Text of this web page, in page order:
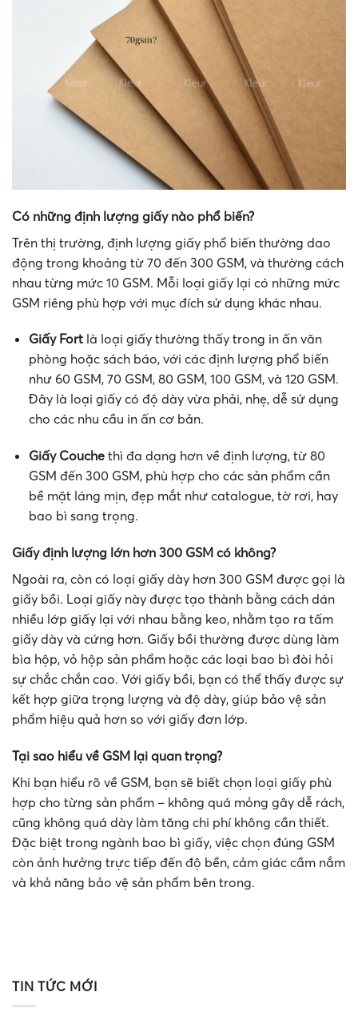
Có những định lượng giấy nào phổ biến?
Trên thị trường, định lượng giấy phổ biến thường dao
động trong khoảng từ 70 đến 300 GSM, và thường cách
nhau từng mức 10 GSM. Mỗi loại giấy lại có những mức
GSM riêng phù hợp với mục đích sử dụng khác nhau.
Giấy Fortlà loại giấy thường thấy trong in ấn văn
phòng hoặc sách báo, với các định lượng phổ biến
như 60 GSM, 70 GSM, 80 GSM, 100 GSM, và 120 GSM.
Đây là loại giấy có độ dày vừa phải, nhẹ, dễ sử dụng
cho các nhu cầu in ấn cơ bản.
Giấy Couchethì đa dạng hơn về định lượng, từ 80
GSM đến 300 GSM, phù hợp cho các sản phẩm cần
bề mặt láng mịn, đẹp mắt như catalogue, tờ rơi, hay
bao bì sang trọng.
Giấy định lượng lớn hơn 300 GSM có không?
Ngoài ra, còn có loại giấy dày hơn 300 GSM được gọi là
giấy bồi. Loại giấy này được tạo thành bằng cách dán
nhiều lớp giấy lại với nhau bằng keo, nhằm tạo ra tấm
giấy dày và cứng hơn. Giấy bồi thường được dùng làm
bìa hộp, vỏ hộp sản phẩm hoặc các loại bao bì đòi hỏi
sự chắc chắn cao. Với giấy bồi, bạn có thể thấy được sự
kết hợp giữa trọng lượng và độ dày, giúp bảo vệ sản
phẩm hiệu quả hơn so với giấy đơn lớp.
Tại sao hiểu về GSM lại quan trọng?
Khi bạn hiểu rõ về GSM, bạn sẽ biết chọn loại giấy phù
hợp cho từng sản phẩm – không quá mỏng gây dễ rách,
cũng không quá dày làm tăng chi phí không cần thiết.
Đặc biệt trong ngành bao bì giấy, việc chọn đúng GSM
còn ảnh hưởng trực tiếp đến độ bền, cảm giác cầm nắm
và khả năng bảo vệ sản phẩm bên trong.
TIN TỨC MỚI